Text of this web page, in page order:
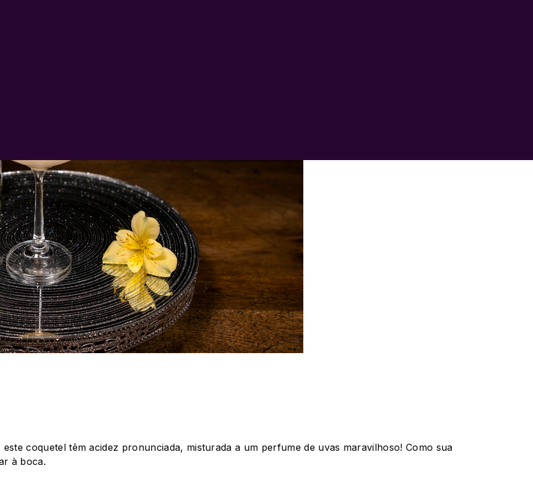
coquetel têm acidez pronunciada, misturada a um perfume de uvas maravilhoso! Como sua
à boca.